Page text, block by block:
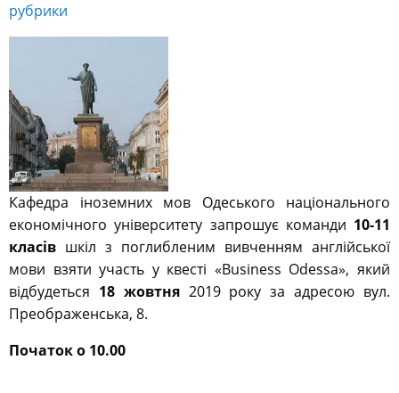
рубрики
Кафедра іноземних мов Одеського національного
економічного університету запрошує команди 10-11
класів шкіл з поглибленим вивченням англійської
мови взяти участь у квесті «Business Odessa», який
відбудеться 18 жовтня2019 року за адресою вул.
Преображенська, 8.
Початок о 10.00